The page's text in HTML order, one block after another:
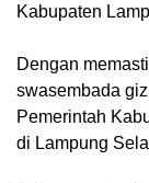
Kabupaten
Dengan
swasembada
Pemerintah
di Lampung